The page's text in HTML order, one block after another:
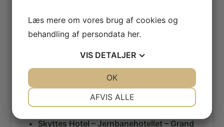
17. juli 2026
Højskolehjemmet
17. juli 2026
Kås Hoved og Gyldendal – Istidernes
Bjerregård – den største gård i Nederby
Skyttes Hotel – Jernbanehotellet – Grand
Læs mere om vores brug af cookies og
behandling af persondata her.
VIS DETALJER
AFVIS ALLE
OK